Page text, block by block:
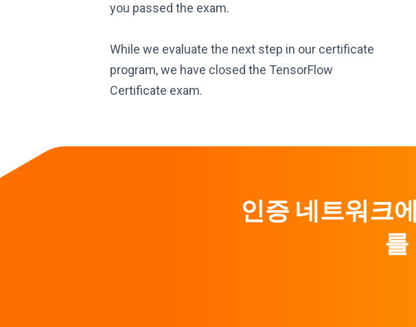
you passed the exam.
While we evaluate the next step in our certificate
program, we have closed the TensorFlow
Certificate exam.
인증 네트워크